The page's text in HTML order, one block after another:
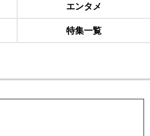
エンタメ
特集一覧